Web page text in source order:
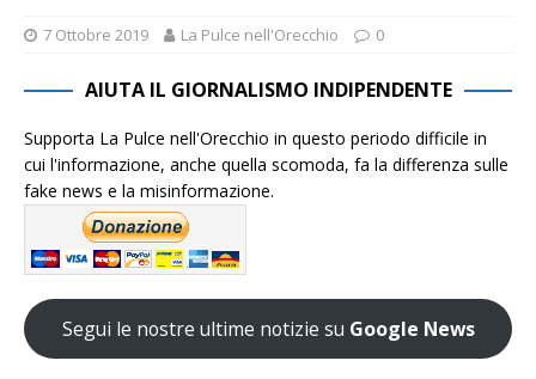
7 Ottobre 2019 La Pulce nell'Orecchio 0
AIUTA IL GIORNALISMO INDIPENDENTE
Supporta La Pulce nell'Orecchio in questo periodo difficile in
cui l'informazione, anche quella scomoda, fa la differenza sulle
fake news e la misinformazione.
Segui le nostre ultime notizie su Google News